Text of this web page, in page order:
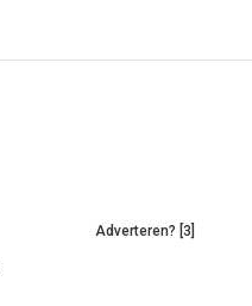
Adverteren? [3]